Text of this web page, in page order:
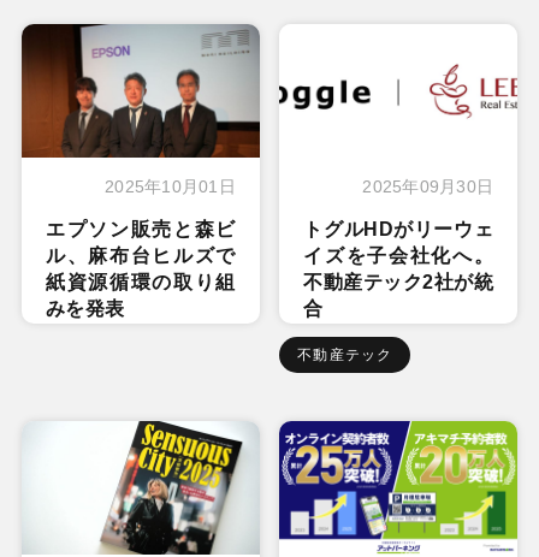
2025年10月01日
エプソン販売と森ビ
ル、麻布台ヒルズで
紙資源循環の取り組
みを発表
2025年09月30日
トグルHDがリーウェ
イズを子会社化へ。
不動産テック2社が統
合
不動産テック